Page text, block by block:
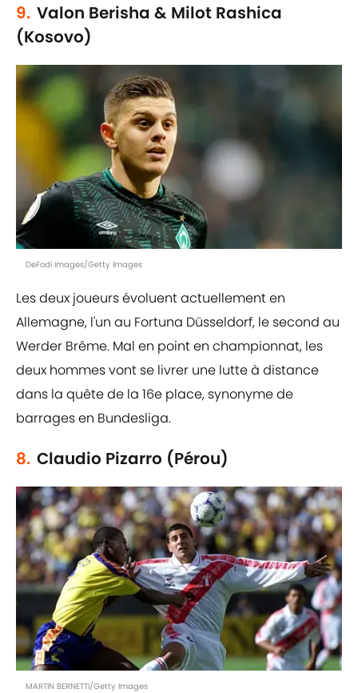
9. Valon Berisha & Milot Rashica
(Kosovo)
DeFodi Images/Getty Images
Les deux joueurs évoluent actuellement en
Allemagne, l'un au Fortuna Düsseldorf, le second au
Werder Brême. Mal en point en championnat, les
deux hommes vont se livrer une lutte à distance
dans la quête de la 16e place, synonyme de
barrages en Bundesliga.
8. Claudio Pizarro (Pérou)
MARTIN BERNETTI/Getty Images